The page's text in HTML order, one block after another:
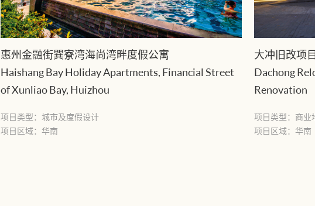
惠州金融街巽寮湾海尚湾畔度假公寓
Haishang Bay Holiday Apartments, Financial Street
of Xunliao Bay, Huizhou
项目类型：城市及度假设计
项目区域：华南
大冲旧改项
Dachong
Renovation
项目类型：商业
项目区域：华南